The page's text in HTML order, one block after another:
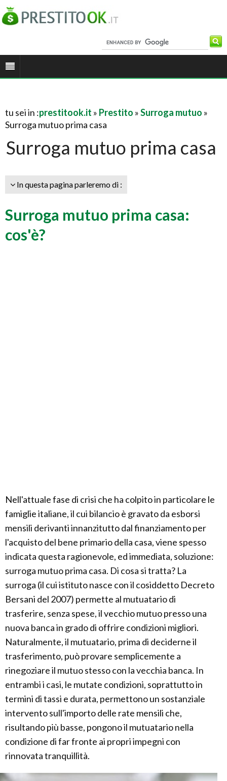
tu sei in :prestitook.it » Prestito »Surroga mutuo »
Surroga mutuo prima casa
Surroga mutuo prima casa
In questa pagina parleremo di :
Surroga mutuo prima casa:
cos'è?
Nell'attuale fase di crisi che ha colpito in particolare le
famiglie italiane, il cui bilancio è gravato da esborsi
mensili derivanti innanzitutto dal finanziamento per
l'acquisto del bene primario della casa, viene spesso
indicata questa ragionevole, ed immediata, soluzione:
surroga mutuo prima casa. Di cosa si tratta? La
surroga (il cui istituto nasce con il cosiddetto Decreto
Bersani del 2007) permette al mutuatario di
trasferire, senza spese, il vecchio mutuo presso una
nuova banca in grado di offrire condizioni migliori.
Naturalmente, il mutuatario, prima di deciderne il
trasferimento, può provare semplicemente a
rinegoziare il mutuo stesso con la vecchia banca. In
entrambi i casi, le mutate condizioni, soprattutto in
termini di tassi e durata, permettono un sostanziale
intervento sull'importo delle rate mensili che,
risultando più basse, pongono il mutuatario nella
condizione di far fronte ai propri impegni con
rinnovata tranquillità.